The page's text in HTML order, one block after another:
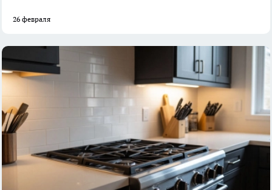
26 февраля